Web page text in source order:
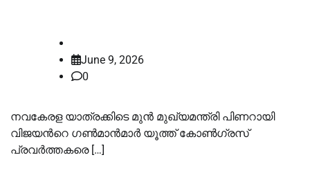
June 9, 2026
0
നവകേരള യാത്രക്കിടെ മുന്‍ മുഖ്യമന്ത്രി പിണറായി
വിജയന്‍റെ ഗണ്‍മാന്‍മാര്‍ യൂത്ത് കോണ്‍ഗ്രസ്
പ്രവര്‍ത്തകരെ […]